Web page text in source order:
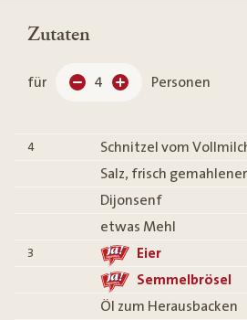
Zutaten
für 4 Personen
4
Schnitzel vom
Salz, frisch
Dijonsenf
etwas Mehl
3
Eier
Semmelbrösel
Öl zum Herausbacken